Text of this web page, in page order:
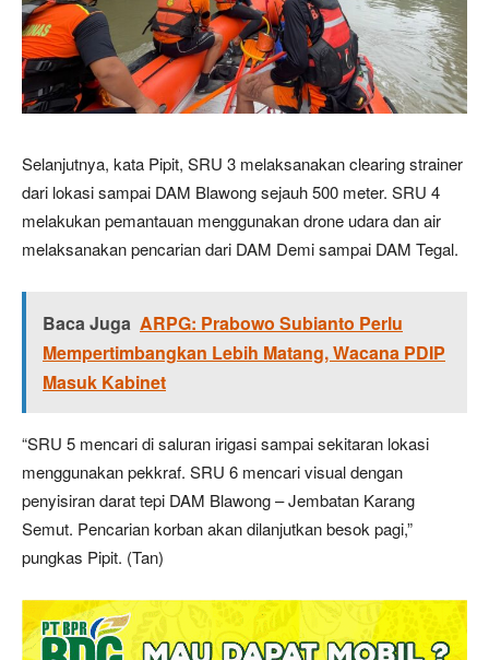
Selanjutnya, kata Pipit, SRU 3 melaksanakan clearing strainer
dari lokasi sampai DAM Blawong sejauh 500 meter. SRU 4
melakukan pemantauan menggunakan drone udara dan air
melaksanakan pencarian dari DAM Demi sampai DAM Tegal.
Baca Juga ARPG: Prabowo Subianto Perlu
Mempertimbangkan Lebih Matang, Wacana PDIP
Masuk Kabinet
“SRU 5 mencari di saluran irigasi sampai sekitaran lokasi
menggunakan pekkraf. SRU 6 mencari visual dengan
penyisiran darat tepi DAM Blawong – Jembatan Karang
Semut. Pencarian korban akan dilanjutkan besok pagi,”
pungkas Pipit. (Tan)